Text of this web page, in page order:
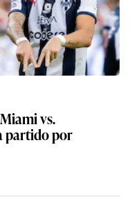
vs.
partido por